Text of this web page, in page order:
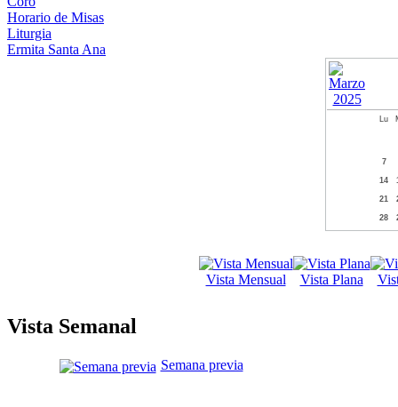
Horario de Misas
Liturgia
Ermita Santa Ana
Lu
7
14
21
28
Vista Mensual Vista Plana
Vista Semanal
Semana previa